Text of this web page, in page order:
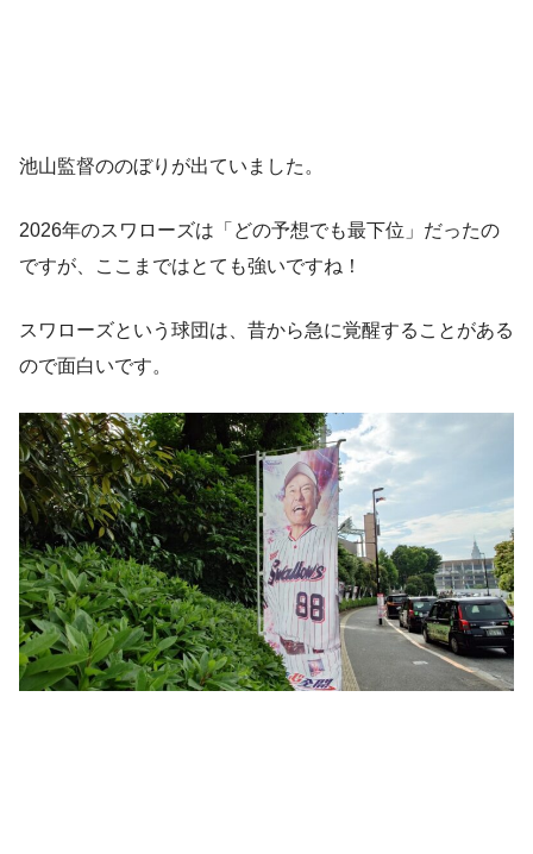
池山監督ののぼりが出ていました。
2026年のスワローズは「どの予想でも最下位」だったの
ですが、ここまではとても強いですね！
スワローズという球団は、昔から急に覚醒することがある
ので面白いです。